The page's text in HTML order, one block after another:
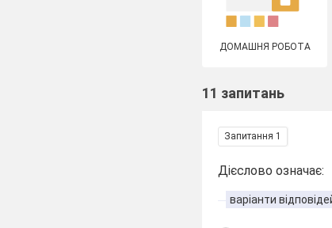
ДОМАШНЯ РОБОТА
11 запитань
Запитання 1
Дієслово означає:
варіанти